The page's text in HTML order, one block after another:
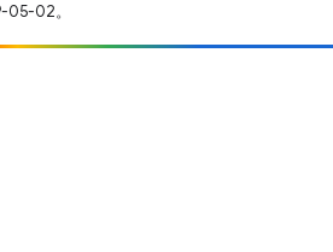
05-02。